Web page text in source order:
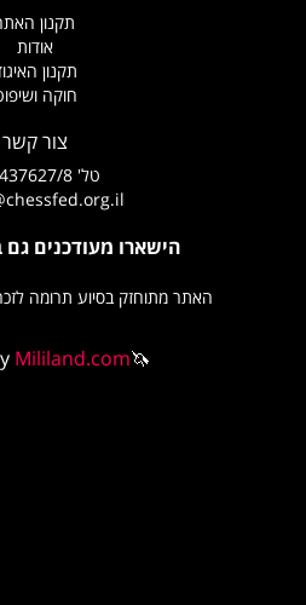
תקנון האתר
תקנון האיגוד
חוקה ושיפוט
צור קשר
הישארו מעודכנים גם
האתר מתוחזק בסיוע תרומה לזכרו של
byMililand.com